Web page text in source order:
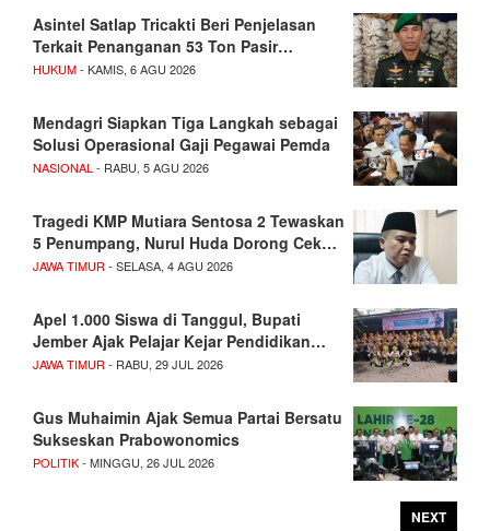
Asintel Satlap Tricakti Beri Penjelasan
Terkait Penanganan 53 Ton Pasir…
HUKUM- KAMIS, 6 AGU 2026
Mendagri Siapkan Tiga Langkah sebagai
Solusi Operasional Gaji Pegawai Pemda
NASIONAL - RABU, 5 AGU 2026
Tragedi KMP Mutiara Sentosa 2 Tewaskan
5 Penumpang, Nurul Huda Dorong Cek…
JAWA TIMUR - SELASA, 4 AGU 2026
Apel 1.000 Siswa di Tanggul, Bupati
Jember Ajak Pelajar Kejar Pendidikan…
JAWA TIMUR - RABU, 29 JUL 2026
Gus Muhaimin Ajak Semua Partai Bersatu
Sukseskan Prabowonomics
POLITIK- MINGGU, 26 JUL 2026
NEXT